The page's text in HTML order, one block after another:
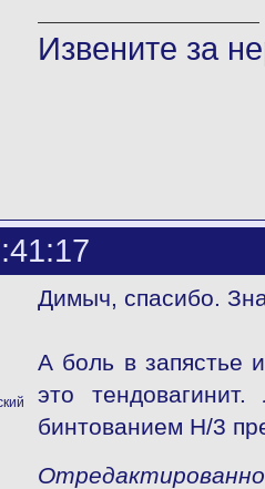
Извените за
Димыч, спасибо.
А боль в запястье
это
бинтованием Н/3